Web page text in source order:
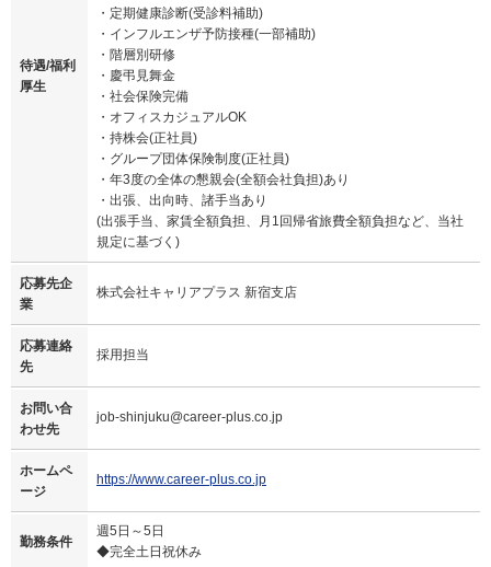
待遇/福利
厚生
・定期健康診断(受診料補助)
・インフルエンザ予防接種(一部補助)
・階層別研修
・慶弔見舞金
・社会保険完備
・オフィスカジュアルOK
・持株会(正社員)
・グループ団体保険制度(正社員)
・年3度の全体の懇親会(全額会社負担)あり
・出張、出向時、諸手当あり
(出張手当、家賃全額負担、月1回帰省旅費全額負担など、当社
規定に基づく)
応募先企
業
株式会社キャリアプラス 新宿支店
応募連絡
先
採用担当
お問い合
わせ先
job-shinjuku@career-plus.co.jp
ホームペ
ージ
https://www.career-plus.co.jp
勤務条件
週5日～5日
◆完全土日祝休み